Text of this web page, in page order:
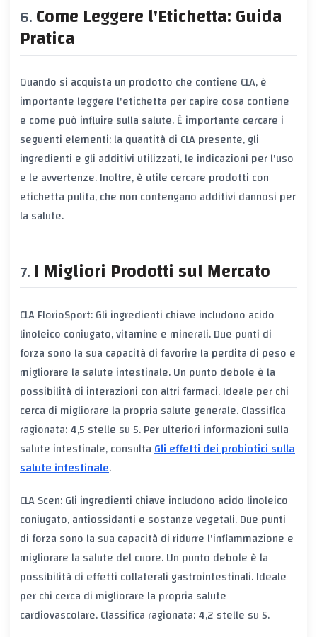
Come Leggere l'Etichetta: Guida
Pratica
Quando si acquista un prodotto che contiene CLA, è
importante leggere l'etichetta per capire cosa contiene
e come può influire sulla salute. È importante cercare i
seguenti elementi: la quantità di CLA presente, gli
ingredienti e gli additivi utilizzati, le indicazioni per l'uso
e le avvertenze. Inoltre, è utile cercare prodotti con
etichetta pulita, che non contengano additivi dannosi per
la salute.
I Migliori Prodotti sul Mercato
CLA FlorioSport: Gli ingredienti chiave includono acido
linoleico coniugato, vitamine e minerali. Due punti di
forza sono la sua capacità di favorire la perdita di peso e
migliorare la salute intestinale. Un punto debole è la
possibilità di interazioni con altri farmaci. Ideale per chi
cerca di migliorare la propria salute generale. Classifica
ragionata: 4,5 stelle su 5. Per ulteriori informazioni sulla
salute intestinale, consultaGli effetti dei probiotici sulla
salute intestinale.
CLA Scen: Gli ingredienti chiave includono acido linoleico
coniugato, antiossidanti e sostanze vegetali. Due punti
di forza sono la sua capacità di ridurre l'infiammazione e
migliorare la salute del cuore. Un punto debole è la
possibilità di effetti collaterali gastrointestinali. Ideale
per chi cerca di migliorare la propria salute
cardiovascolare. Classifica ragionata: 4,2 stelle su 5.